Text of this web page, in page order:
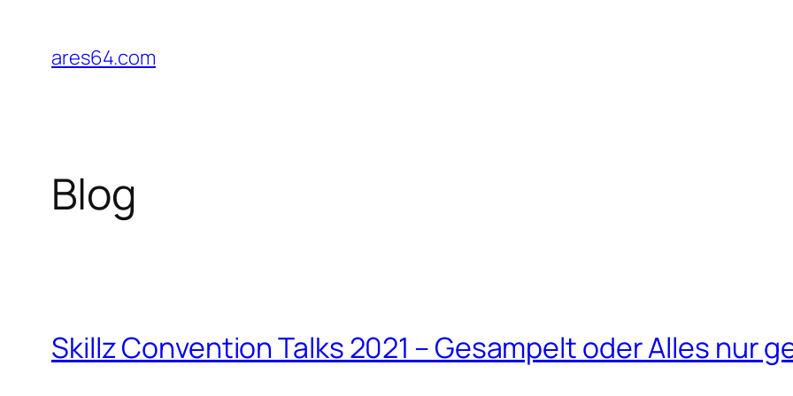
Inhalt
springen
ares64.com
Blog
Skillz Convention Talks 2021 – Gesampelt oder Alles nur